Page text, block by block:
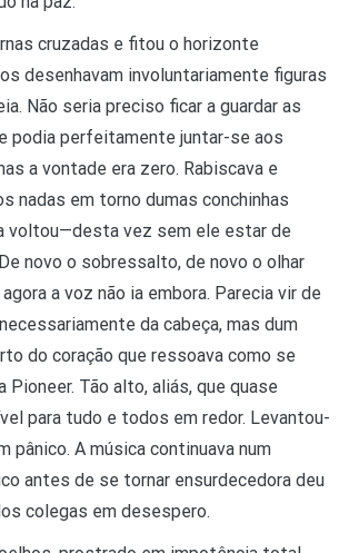
cruzadas e fitou o horizonte
desenhavam involuntariamente figuras
Não seria preciso ficar a guardar as
podia perfeitamente juntar-se aos
a vontade era zero. Rabiscava e
nadas em torno dumas conchinhas
voltou—desta vez sem ele estar de
novo o sobressalto, de novo o olhar
a voz não ia embora. Parecia vir de
da cabeça, mas dum
do coração que ressoava como se
Pioneer. Tão alto, aliás, que quase
para tudo e todos em redor. Levantou-
pânico. A música continuava num
antes de se tornar ensurdecedora deu
colegas em desespero.